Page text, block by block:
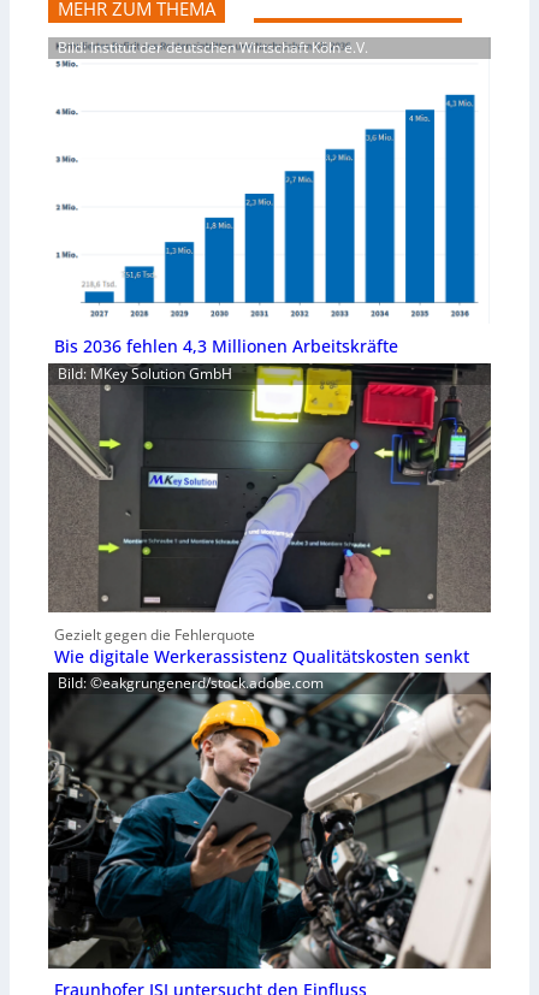
MEHR ZUM THEMA
Bild: Institut der deutschen Wirtschaft Köln e.V.
Bis 2036 fehlen 4,3 Millionen Arbeitskräfte
Bild: MKey Solution GmbH
Gezielt gegen die Fehlerquote
Wie digitale Werkerassistenz Qualitätskosten senkt
Bild: ©eakgrungenerd/stock.adobe.com
Fraunhofer ISI untersucht den Einfluss